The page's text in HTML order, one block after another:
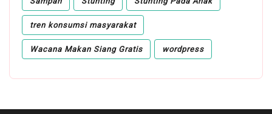
tren konsumsi masyarakat
Wacana Makan Siang Gratis wordpress